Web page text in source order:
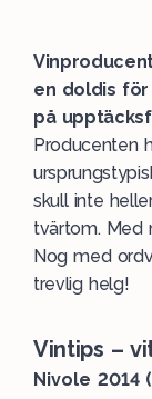
en doldis
på
Producenten
skull inte
tvärtom. Med
Nog med
trevlig helg!
Vintips –
Nivole 2014